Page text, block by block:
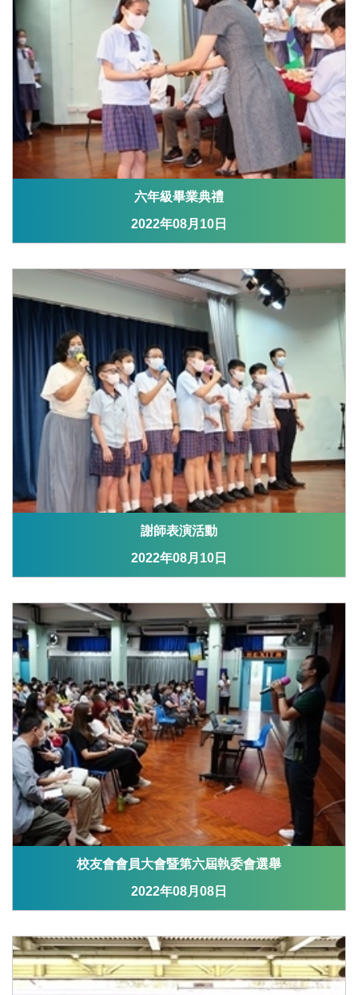
六年級畢業典禮
2022年08月10日
謝師表演活動
2022年08月10日
校友會會員大會暨第六屆執委會選舉
2022年08月08日